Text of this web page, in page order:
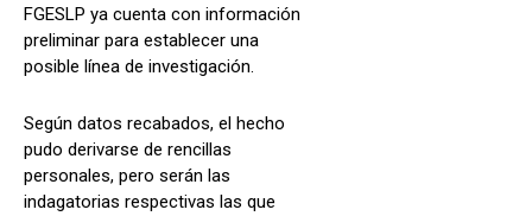
FGESLP ya cuenta con información
preliminar para establecer una
posible línea de investigación.
Según datos recabados, el hecho
pudo derivarse de rencillas
personales, pero serán las
indagatorias respectivas las que